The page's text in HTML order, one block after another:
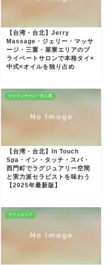
【台湾・台北】Jerry
Massage・ジェリー・マッサ
ージ・三重・菜寮エリアのプ
ライベートサロンで本格タイ×
中式×オイルを独り占め
ゲイマッサージ・売り専
【台湾・台北】In Touch
Spa・イン・タッチ・スパ・
西門町でラグジュアリー空間
と実力派セラピストを味わう
【2025年最新版】
ゲイショップ